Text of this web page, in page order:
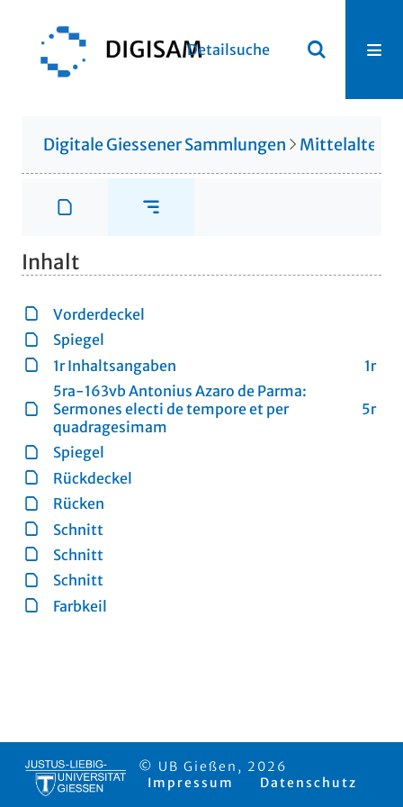
Detailsuche
Digitale Giessener Sammlungen
Inhalt
Vorderdeckel
Spiegel
1r
1r Inhaltsangaben
5r
5ra-163vb Antonius Azaro de Parma:
Sermones electi de tempore et per
quadragesimam
Spiegel
Rückdeckel
Rücken
Schnitt
Schnitt
Schnitt
Farbkeil
© UB Gießen, 2026
Impressum
Datenschutz